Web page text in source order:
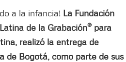
a la infancia! La Fundación
de la Grabación® para
realizó la entrega de
de Bogotá, como parte de sus